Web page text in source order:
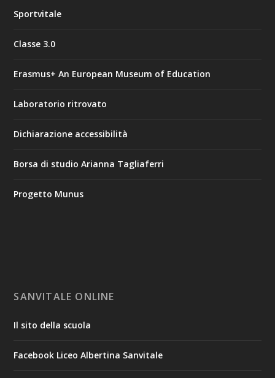
Sportvitale
Classe 3.0
Erasmus+ An European Museum of Education
Laboratorio ritrovato
Dichiarazione accessibilità
Borsa di studio Arianna Tagliaferri
Progetto Munus
SANVITALE ONLINE
Il sito della scuola
Facebook Liceo Albertina Sanvitale